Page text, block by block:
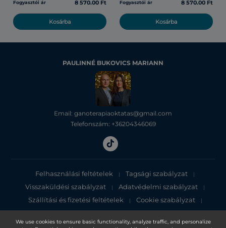
We use cookies to ensure basic functionality, analyze traffic, and personalize
Fogyasztói ár 8 570.00 Ft
Kosárba
Fogyasztói ár 8 570.00 Ft
Kosárba
PAULINNÉ BUKOVICS MARIANN
Email: ganoterapiaoktatas@gmail.com
Telefonszám: +36204346069
Felhasználási feltételek | Tagsági szabályzat |
Visszaküldési szabályzat | Adatvédelmi szabályzat |
Szállítási és fizetési feltételek | Cookie szabályzat |
Adatvédelmi tájékoztató